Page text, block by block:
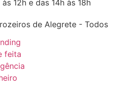
12h e das 14h às 18h
de Alegrete - Todos